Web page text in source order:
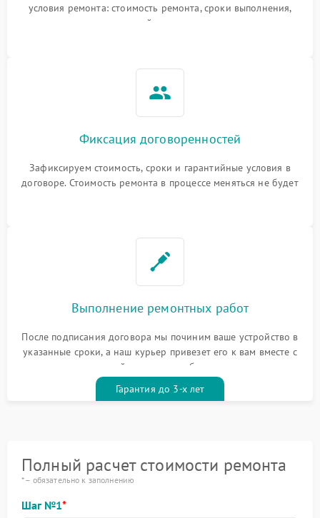
условия ремонта: стоимость ремонта, сроки выполнения,
гарантийные условия
Фиксация договоренностей
Зафиксируем стоимость, сроки и гарантийные условия в
договоре. Стоимость ремонта в процессе меняться не будет
Выполнение ремонтных работ
После подписания договора мы починим ваше устройство в
указанные сроки, а наш курьер привезет его к вам вместе с
гарантийным талоном бесплатно
Гарантия до 3-х лет
Полный расчет стоимости ремонта
* – обязательно к заполнению
Шаг №1